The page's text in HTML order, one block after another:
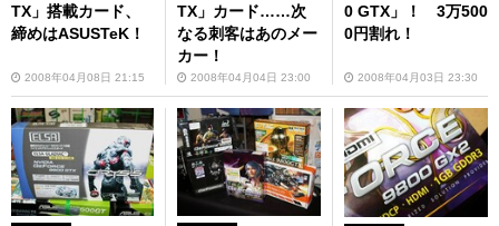
TX」搭載カード、
締めはASUSTeK！
2008年04月08日 21:15
TX」カード……次
なる刺客はあのメー
カー！
2008年04月04日 23:00
0 GTX」！ 3万500
0円割れ！
2008年04月03日 23:30